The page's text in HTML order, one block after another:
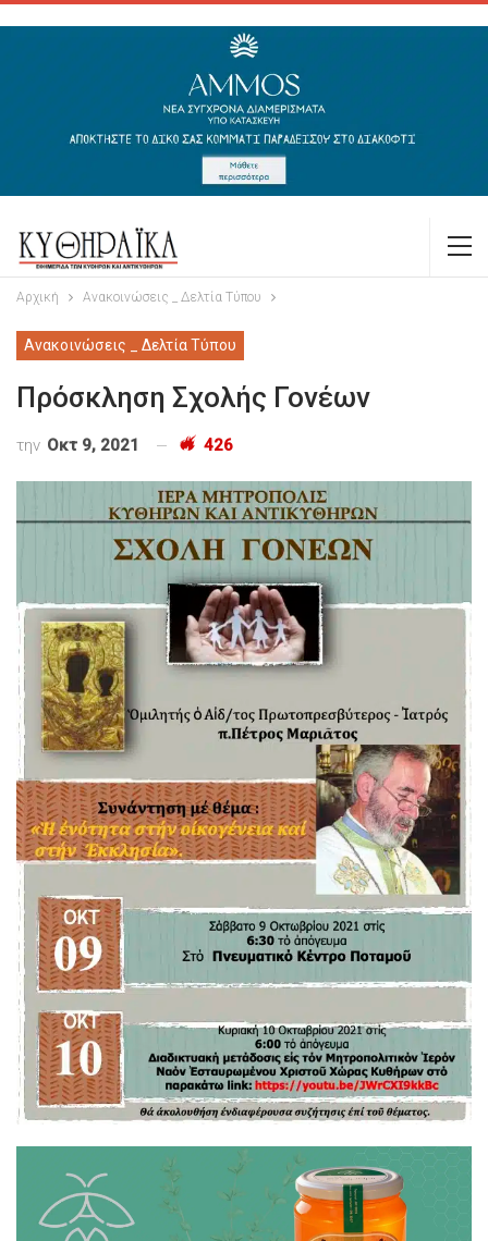
Αρχική Ανακοινώσεις _ Δελτία Τύπου
Ανακοινώσεις _ Δελτία Τύπου
Πρόσκληση Σχολής Γονέων
την Οκτ 9, 2021 426